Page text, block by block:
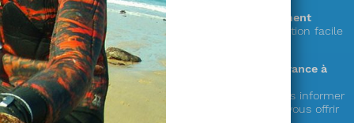
Le choix de la durée de votre abonnement
1 an ou mensuel (et possibilité de résiliation facile
depuis votre compte)
Votre soutien au seul web média en France à
destination des pêcheurs en apnée !
Votre abonnement nous permet de vous informer
et de préparer de nouveaux services à vous offrir